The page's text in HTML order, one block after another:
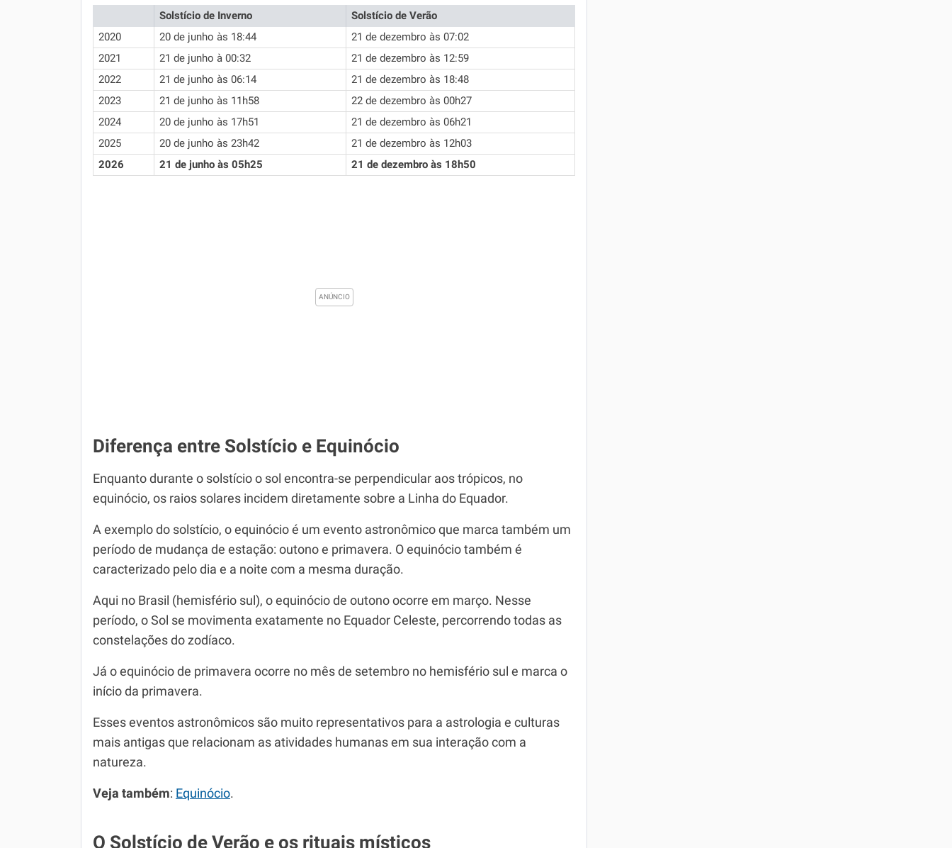
Solstício de Inverno
Solstício de Verão
2020
20 de junho às 18:44
21 de dezembro às 07:02
2021
21 de junho à 00:32
21 de dezembro às 12:59
2022
21 de junho às 06:14
21 de dezembro às 18:48
2023
21 de junho às 11h58
22 de dezembro às 00h27
2024
20 de junho às 17h51
21 de dezembro às 06h21
2025
20 de junho às 23h42
21 de dezembro às 12h03
2026
21 de junho às 05h25 21 de dezembro às 18h50
Diferença entre Solstício e Equinócio
Enquanto durante o solstício o sol encontra-se perpendicular aos trópicos, no
equinócio, os raios solares incidem diretamente sobre a Linha do Equador.
A exemplo do solstício, o equinócio é um evento astronômico que marca também um
período de mudança de estação: outono e primavera. O equinócio também é
caracterizado pelo dia e a noite com a mesma duração.
Aqui no Brasil (hemisfério sul), o equinócio de outono ocorre em março. Nesse
período, o Sol se movimenta exatamente no Equador Celeste, percorrendo todas as
constelações do zodíaco.
Já o equinócio de primavera ocorre no mês de setembro no hemisfério sul e marca o
início da primavera.
Esses eventos astronômicos são muito representativos para a astrologia e culturas
mais antigas que relacionam as atividades humanas em sua interação com a
natureza.
Veja também: Equinócio.
O Solstício de Verão e os rituais místicos